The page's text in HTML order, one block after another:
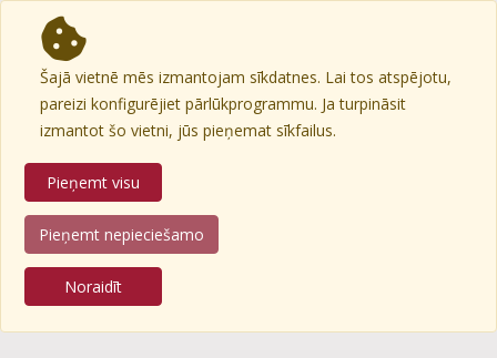
Šajā vietnē mēs izmantojam sīkdatnes. Lai tos atspējotu,
pareizi konfigurējiet pārlūkprogrammu. Ja turpināsit
izmantot šo vietni, jūs pieņemat sīkfailus.
Pieņemt visu
Pieņemt nepieciešamo
Noraidīt